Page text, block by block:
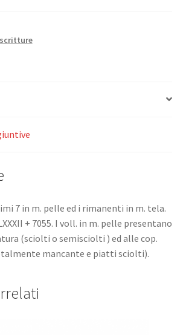
7 in m. pelle ed i rimanenti in m. tela.
+ 7055. I voll. in m. pelle presentano
(sciolti o semisciolti ) ed alle cop.
mancante e piatti sciolti).